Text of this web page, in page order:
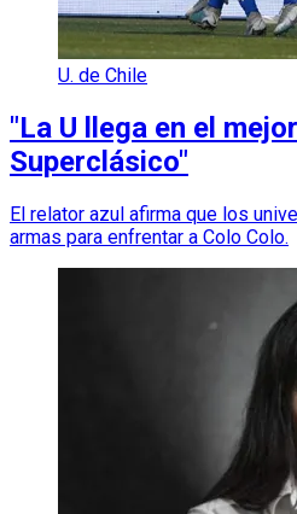
U. de Chile
"La U llega en el
Superclásico"
El relator azul afirma que los
armas para enfrentar a Colo Colo.